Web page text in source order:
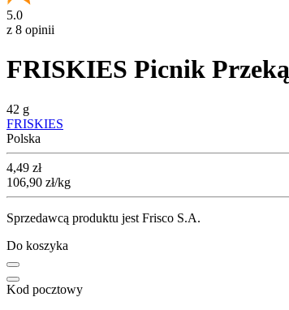
5.0
z 8 opinii
FRISKIES Picnik
42 g
FRISKIES
Polska
Cena
4,49 zł
106,90 zł/kg
Sprzedawcą produktu jest Frisco S.A.
Do koszyka
Kod pocztowy